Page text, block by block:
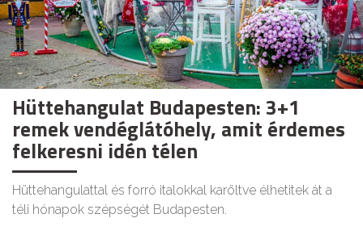
Hüttehangulat Budapesten: 3+1
remek vendéglátóhely, amit érdemes
felkeresni idén télen
Hüttehangulattal és forró italokkal karöltve élhetitek át a
téli hónapok szépségét Budapesten.